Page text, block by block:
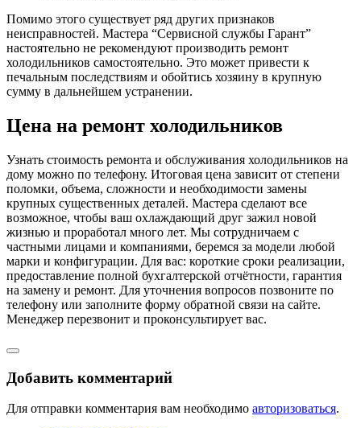
Помимо этого существует ряд других признаков
неисправностей. Мастера “Сервисной службы Гарант”
настоятельно не рекомендуют производить ремонт
холодильников самостоятельно. Это может привести к
печальным последствиям и обойтись хозяину в крупную
сумму в дальнейшем устранении.
Цена на ремонт холодильников
Узнать стоимость ремонта и обслуживания холодильников на
дому можно по телефону. Итоговая цена зависит от степени
поломки, объема, сложности и необходимости замены
крупных существенных деталей. Мастера сделают все
возможное, чтобы ваш охлаждающий друг зажил новой
жизнью и проработал много лет. Мы сотрудничаем с
частными лицами и компаниями, беремся за модели любой
марки и конфигурации. Для вас: короткие сроки реализации,
предоставление полной бухгалтерской отчётности, гарантия
на замену и ремонт. Для уточнения вопросов позвоните по
телефону или заполните форму обратной связи на сайте.
Менеджер перезвонит и проконсультирует вас.
Добавить комментарий
Для отправки комментария вам необходимо авторизоваться.